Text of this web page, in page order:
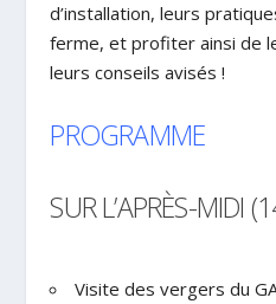
d’installation, leurs
ferme, et profiter ainsi de
leurs conseils avisés !
PROGRAMME
SUR L’APRÈS-MIDI
Visite des vergers du